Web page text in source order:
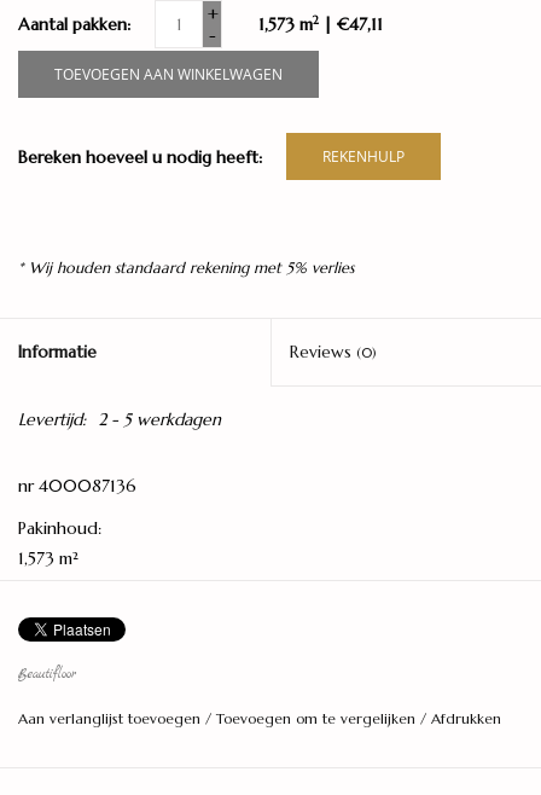
Aantal pakken:
+
-
1,573 m2 | €47,11
TOEVOEGEN AAN WINKELWAGEN
Bereken hoeveel u nodig heeft: REKENHULP
* Wij houden standaard rekening met 5% verlies
Informatie Reviews (0)
Levertijd: 2 - 5 werkdagen
nr 400087136
Pakinhoud:
1,573 m²
1,38 meter
Breedte:
Beautifloor
Aan verlanglijst toevoegen /Toevoegen om te vergelijken / Afdrukken